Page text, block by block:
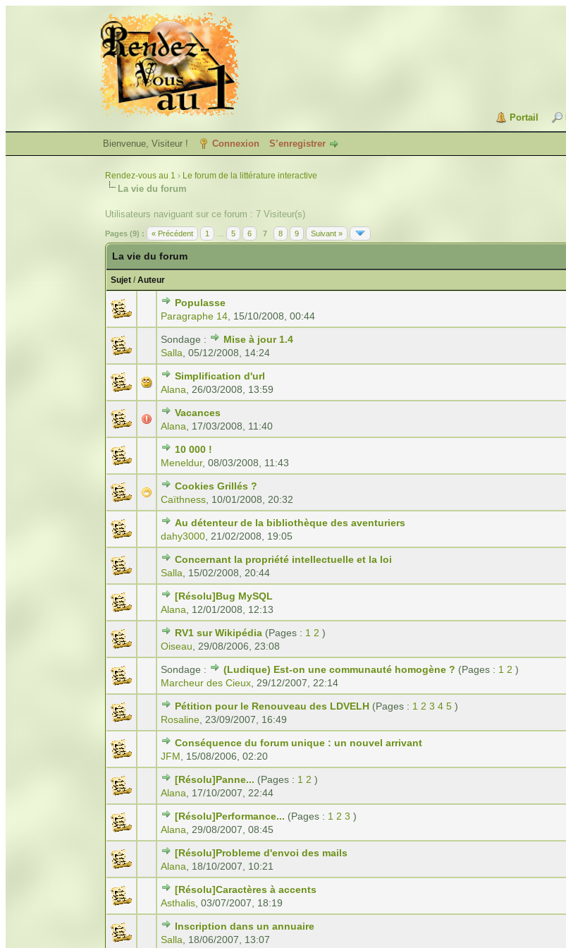
Portail
Bienvenue, Visiteur ! Connexion S’enregistrer
Rendez-vous au 1 › Le forum de la littérature interactive
La vie du forum
Utilisateurs naviguant sur ce forum : 7 Visiteur(s)
Pages (9) : « Précédent 1 5 6 7 8 9 Suivant »
La vie du forum
Sujet/ Auteur
Populasse
Paragraphe 14, 15/10/2008, 00:44
Sondage :
Mise à jour 1.4
Salla 05/12/2008, 14:24
Simplification d'url
Alana
26/03/2008, 13:59
Vacances
Alana
17/03/2008, 11:40
10 000 !
Meneldur, 08/03/2008, 11:43
Cookies Grillés ?
Caïthness, 10/01/2008, 20:32
Au détenteur de la bibliothèque des aventuriers
dahy3000, 21/02/2008, 19:05
Concernant la propriété intellectuelle et la loi
Salla
15/02/2008, 20:44
[Résolu]Bug MySQL
Alana
12/01/2008, 12:13
RV1 sur Wikipédia (Pages : 1 2 )
Oiseau
29/08/2006, 23:08
Sondage : (Ludique) Est-on une communauté homogène ? (Pages : 1 2 )
Marcheur des Cieux, 29/12/2007, 22:14
Pétition pour le Renouveau des LDVELH (Pages : 1 2 3 4 5 )
Rosaline, 23/09/2007, 16:49
Conséquence du forum unique : un nouvel arrivant
JFM
15/08/2006, 02:20
[Résolu]Panne... (Pages : 1 2 )
Alana
17/10/2007, 22:44
[Résolu]Performance... (Pages : 1 2 3 )
Alana
29/08/2007, 08:45
[Résolu]Probleme d'envoi des mails
Alana
18/10/2007, 10:21
[Résolu]Caractères à accents
Asthalis, 03/07/2007, 18:19
Inscription dans un annuaire
Salla
18/06/2007, 13:07